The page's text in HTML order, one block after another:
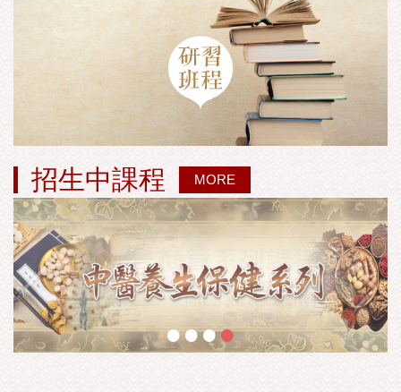
招生中課程 MORE
••••